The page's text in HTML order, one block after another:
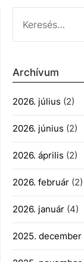
Archívum
2026. július (2)
2026. június (2)
2026. április (2)
2026. február (2)
2026. január (4)
2025. december